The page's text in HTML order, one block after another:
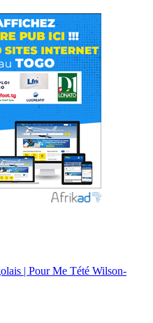
| Pour Me Tété Wilson-